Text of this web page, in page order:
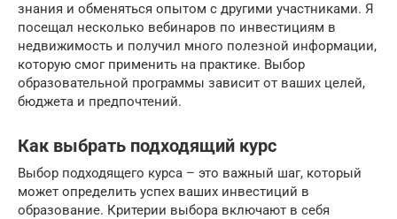
знания и обменяться опытом с другими участниками. Я
посещал несколько вебинаров по инвестициям в
недвижимость и получил много полезной информации,
которую смог применить на практике. Выбор
образовательной программы зависит от ваших целей,
бюджета и предпочтений.
Как выбрать подходящий курс
Выбор подходящего курса – это важный шаг, который
может определить успех ваших инвестиций в
образование. Критерии выбора включают в себя